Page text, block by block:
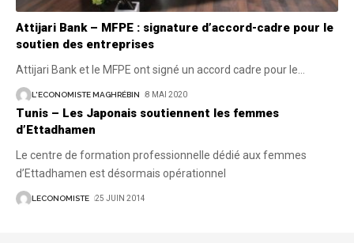
Attijari Bank – MFPE : signature d’accord-cadre pour le
soutien des entreprises
Attijari Bank et le MFPE ont signé un accord cadre pour le
L'ECONOMISTE MAGHRÉBIN 8 MAI 2020
Tunis – Les Japonais soutiennent les femmes
d’Ettadhamen
Le centre de formation professionnelle dédié aux femmes
d’Ettadhamen est désormais opérationnel
LECONOMISTE 25 JUIN 2014